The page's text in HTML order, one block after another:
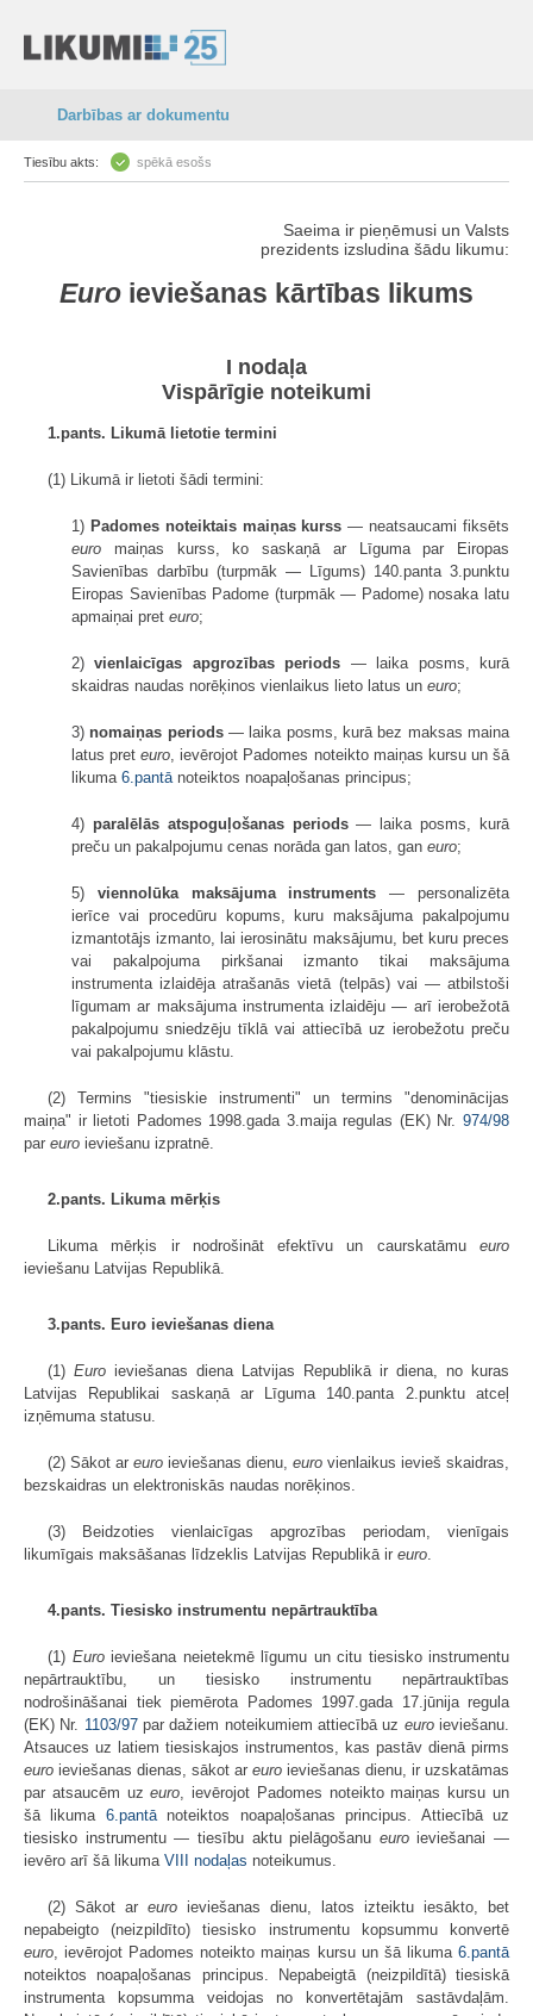
Darbības ar dokumentu
Tiesību akts: spēkā esošs
Saeima ir pieņēmusi un Valsts
prezidents izsludina šādu likumu:
Euro ieviešanas kārtības likums
I nodaļa
Vispārīgie noteikumi
1.pants. Likumā lietotie termini
(1) Likumā ir lietoti šādi termini:
1) Padomes noteiktais maiņas kurss — neatsaucami fiksēts
euro maiņas kurss, ko saskaņā ar Līguma par Eiropas
Savienības darbību (turpmāk — Līgums) 140. panta 3.punktu
Eiropas Savienības Padome (turpmāk — Padome) nosaka latu
apmaiņai pret euro;
2)vienlaicīgas apgrozības periods — laika posms, kurā
skaidras naudas norēķinos vienlaikus lieto latus un euro;
3) nomaiņas periods— laika posms, kurā bez maksas maina
latus preteuro , ievērojot Padomes noteikto maiņas kursu un šā
likuma 6.pantā noteiktos noapaļošanas principus;
4) paralēlās atspoguļošanas periods— laika posms, kurā
preču un pakalpojumu cenas norāda gan latos, gan euro;
5) viennolūka maksājuma instruments — personalizēta
ierīce vai procedūru kopums, kuru maksājuma pakalpojumu
izmantotājs izmanto, lai ierosinātu maksājumu, bet kuru preces
vai pakalpojuma pirkšanai izmanto tikai maksājuma
instrumenta izlaidēja atrašanās vietā (telpās) vai — atbilstoši
līgumam ar maksājuma instrumenta izlaidēju — arī ierobežotā
pakalpojumu sniedzēju tīklā vai attiecībā uz ierobežotu preču
vai pakalpojumu klāstu.
(2) Termins "tiesiskie instrumenti" un termins "denominācijas
maiņa" ir lietoti Padomes 1998.gada 3.maija regulas (EK) Nr. 974/98
par euro ieviešanu izpratnē.
2.pants. Likuma mērķis
Likuma mērķis ir nodrošināt efektīvu un caurskatāmu euro
ieviešanu Latvijas Republikā.
3.pants. Euro ieviešanas diena
(1) Euro ieviešanas diena Latvijas Republikā ir diena, no kuras
Latvijas Republikai saskaņā ar Līguma 140.panta 2.punktu atceļ
izņēmuma statusu.
(2) Sākot ar euro ieviešanas dienu, euro vienlaikus ievieš skaidras,
bezskaidras un elektroniskās naudas norēķinos.
(3) Beidzoties vienlaicīgas apgrozības periodam, vienīgais
likumīgais maksāšanas līdzeklis Latvijas Republikā ir euro
4.pants. Tiesisko instrumentu nepārtrauktība
(1) Euroieviešana neietekmē līgumu un citu tiesisko instrumentu
nepārtrauktību, un tiesisko instrumentu nepārtrauktības
nodrošināšanai tiek piemērota Padomes 1997.gada 17.jūnija regula
(EK) Nr. 1103/97par dažiem noteikumiem attiecībā uz euroieviešanu.
Atsauces uz latiem tiesiskajos instrumentos, kas pastāv dienā pirms
euro ieviešanas dienas, sākot ar euro ieviešanas dienu, ir uzskatāmas
par atsaucēm uzeuro , ievērojot Padomes noteikto maiņas kursu un
šā likuma 6.pantānoteiktos noapaļošanas principus. Attiecībā uz
tiesisko instrumentu — tiesību aktu pielāgošanu euroieviešanai —
ievēro arī šā likuma VIII nodaļas noteikumus.
(2) Sākot ar euro ieviešanas dienu, latos izteiktu iesākto, bet
nepabeigto (neizpildīto) tiesisko instrumentu kopsummu konvertē
euro , ievērojot Padomes noteikto maiņas kursu un šā likuma 6.pantā
noteiktos noapaļošanas principus. Nepabeigtā (neizpildītā) tiesiskā
instrumenta kopsumma veidojas no konvertētajām sastāvdaļām.